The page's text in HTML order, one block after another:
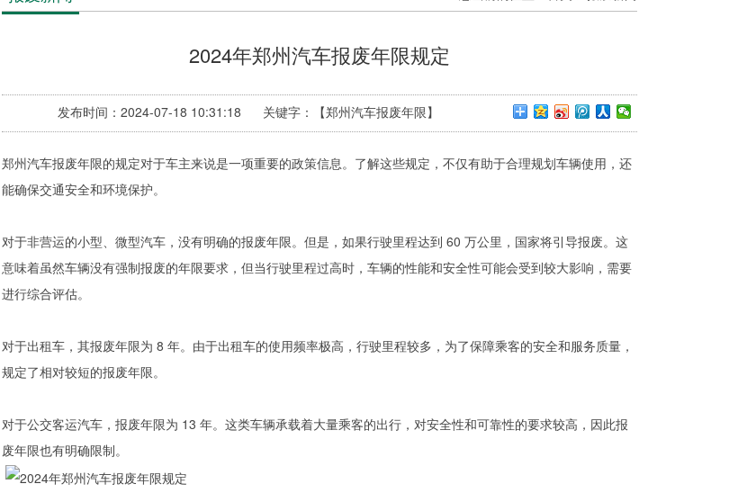
2024年郑州汽车报废年限规定
发布时间：2024-07-18 10:31:18 关键字：【郑州汽车报废年限】
郑州汽车报废年限的规定对于车主来说是一项重要的政策信息。了解这些规定，不仅有助于合理规划车辆使用，还
能确保交通安全和环境保护。
对于非营运的小型、微型汽车，没有明确的报废年限。但是，如果行驶里程达到 60 万公里，国家将引导报废。这
意味着虽然车辆没有强制报废的年限要求，但当行驶里程过高时，车辆的性能和安全性可能会受到较大影响，需要
进行综合评估。
对于出租车，其报废年限为 8 年。由于出租车的使用频率极高，行驶里程较多，为了保障乘客的安全和服务质量，
规定了相对较短的报废年限。
对于公交客运汽车，报废年限为 13 年。这类车辆承载着大量乘客的出行，对安全性和可靠性的要求较高，因此报
废年限也有明确限制。